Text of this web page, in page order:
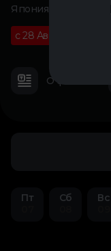
Япония, 2025
с 28 Августа
О фильме
Пт
Сб
Вс